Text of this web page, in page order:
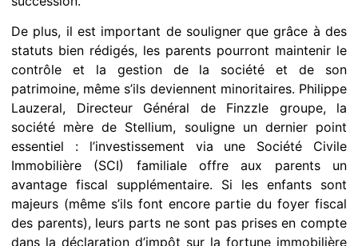
De plus, il est important de souligner que grâce à des
statuts bien rédigés, les parents pourront maintenir le
contrôle et la gestion de la société et de son
patrimoine, même s’ils deviennent minoritaires. Philippe
Lauzeral, Directeur Général de Finzzle groupe, la
société mère de Stellium, souligne un dernier point
essentiel : l’investissement via une Société Civile
Immobilière (SCI) familiale offre aux parents un
avantage fiscal supplémentaire. Si les enfants sont
majeurs (même s’ils font encore partie du foyer fiscal
des parents), leurs parts ne sont pas prises en compte
dans la déclaration d’impôt sur la fortune immobilière